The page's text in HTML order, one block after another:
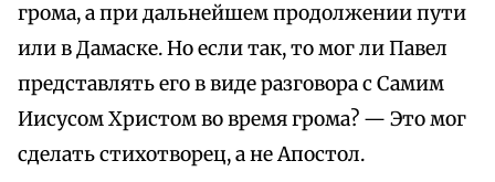
грома, а при дальнейшем продолжении пути
или в Дамаске. Но если так, то мог ли Павел
представлять его в виде разговора с Самим
Иисусом Христом во время грома? — Это мог
сделать стихотворец, а не Апостол.